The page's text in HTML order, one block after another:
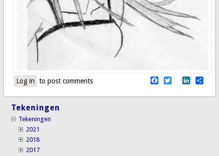
Facebook
Twitter
Log in to post comments
Tekeningen
Tekeningen
2021
2018
2017